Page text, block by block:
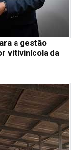
a gestão
vitivinícola da